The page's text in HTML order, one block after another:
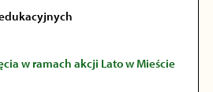
w ramach akcji Lato w Mieście